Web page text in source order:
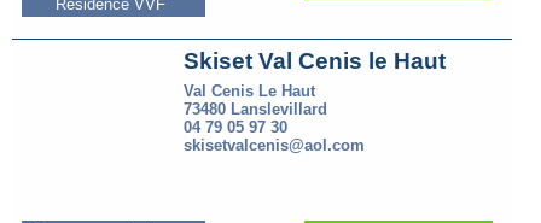
Résidence VVF
Skiset Val Cenis le Haut
Val Cenis Le Haut
73480 Lanslevillard
04 79 05 97 30
skisetvalcenis@aol.com